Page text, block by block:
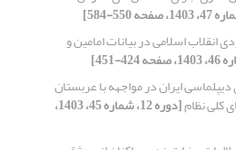
انقلاب اسلامی در بیانات امامین و
ایران در مواجهه با عربستان
کلی نظام [دوره 12، شماره 45، 1403،